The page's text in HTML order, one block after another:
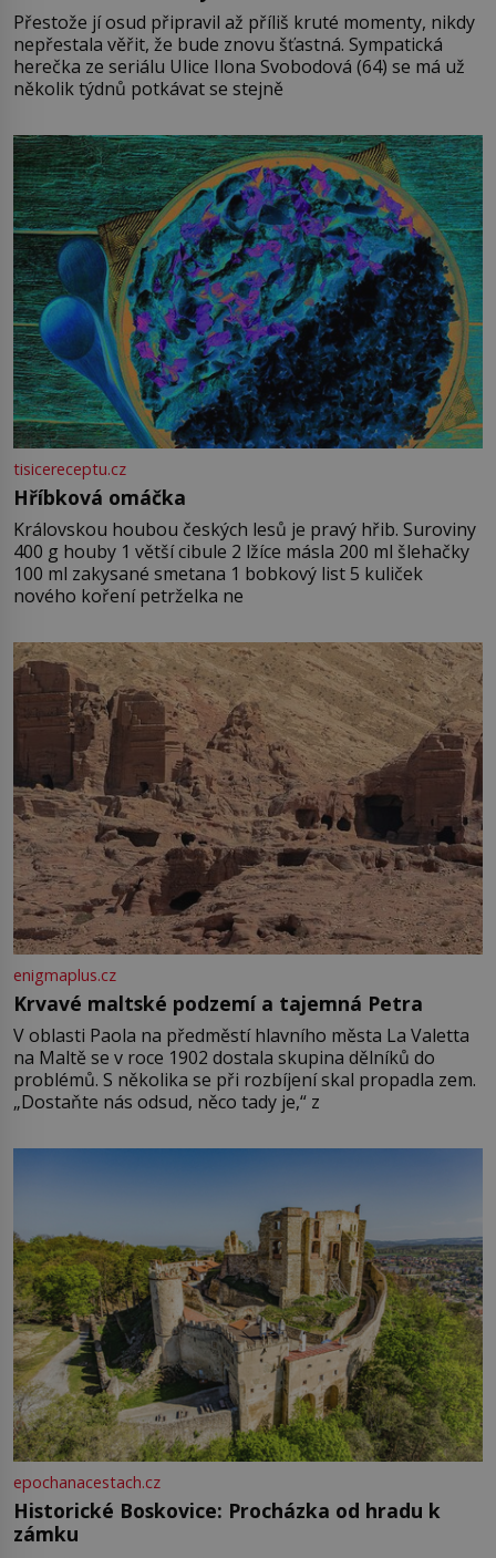
Přestože jí osud připravil až příliš kruté momenty, nikdy
nepřestala věřit, že bude znovu šťastná. Sympatická
herečka ze seriálu Ulice Ilona Svobodová (64) se má už
několik týdnů potkávat se stejně
tisicereceptu.cz
Hříbková omáčka
Královskou houbou českých lesů je pravý hřib. Suroviny
400 g houby 1 větší cibule 2 lžíce másla 200 ml šlehačky
100 ml zakysané smetana 1 bobkový list 5 kuliček
nového koření petrželka ne
enigmaplus.cz
Krvavé maltské podzemí a tajemná Petra
V oblasti Paola na předměstí hlavního města La Valetta
na Maltě se v roce 1902 dostala skupina dělníků do
problémů. S několika se při rozbíjení skal propadla zem.
„Dostaňte nás odsud, něco tady je,“ z
epochanacestach.cz
Historické Boskovice: Procházka od hradu k
zámku